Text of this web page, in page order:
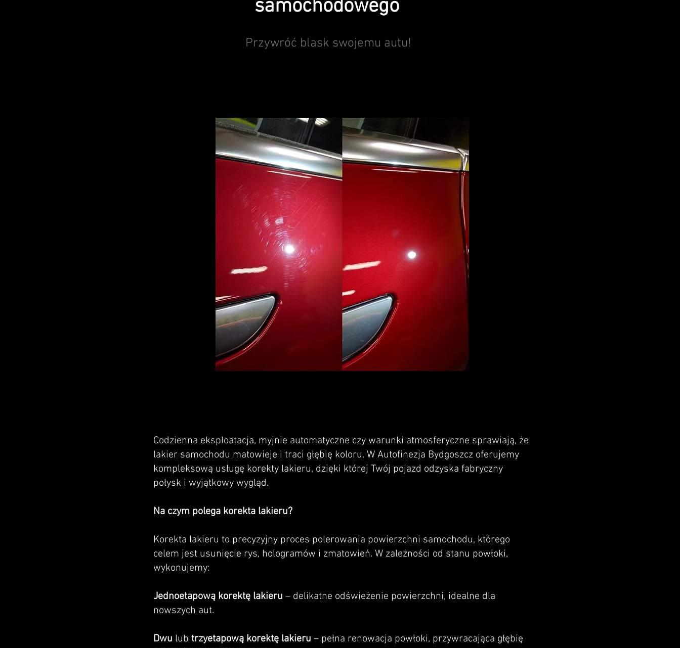
samochodowego
Przywróć blask swojemu autu!
Codzienna eksploatacja, myjnie automatyczne czy warunki atmosferyczne sprawiają, że
lakier samochodu matowieje i traci głębię koloru. W Autofinezja Bydgoszcz oferujemy
kompleksową usługę korekty lakieru, dzięki której Twój pojazd odzyska fabryczny
połysk i wyjątkowy wygląd.
Na czym polega korekta lakieru?
Korekta lakieru to precyzyjny proces polerowania powierzchni samochodu, którego
celem jest usunięcie rys, hologramów i zmatowień. W zależności od stanu powłoki,
wykonujemy:
Jednoetapową korektę lakieru – delikatne odświeżenie powierzchni, idealne dla
nowszych aut.
Dwu lub trzyetapową korektę lakieru – pełna renowacja powłoki, przywracająca głębię